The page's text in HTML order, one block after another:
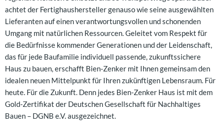
achtet der Fertighaushersteller genauso wie seine ausgewählten
Lieferanten auf einen verantwortungsvollen und schonenden
Umgang mit natürlichen Ressourcen. Geleitet vom Respekt für
die Bedürfnisse kommender Generationen und der Leidenschaft,
das für jede Baufamilie individuell passende, zukunftssichere
Haus zu bauen, erschafft Bien-Zenker mit Ihnen gemeinsam den
idealen neuen Mittelpunkt für Ihren zukünftigen Lebensraum. Für
heute. Für die Zukunft. Denn jedes Bien-Zenker Haus ist mit dem
Gold-Zertifikat der Deutschen Gesellschaft für Nachhaltiges
Bauen – DGNB e.V. ausgezeichnet.